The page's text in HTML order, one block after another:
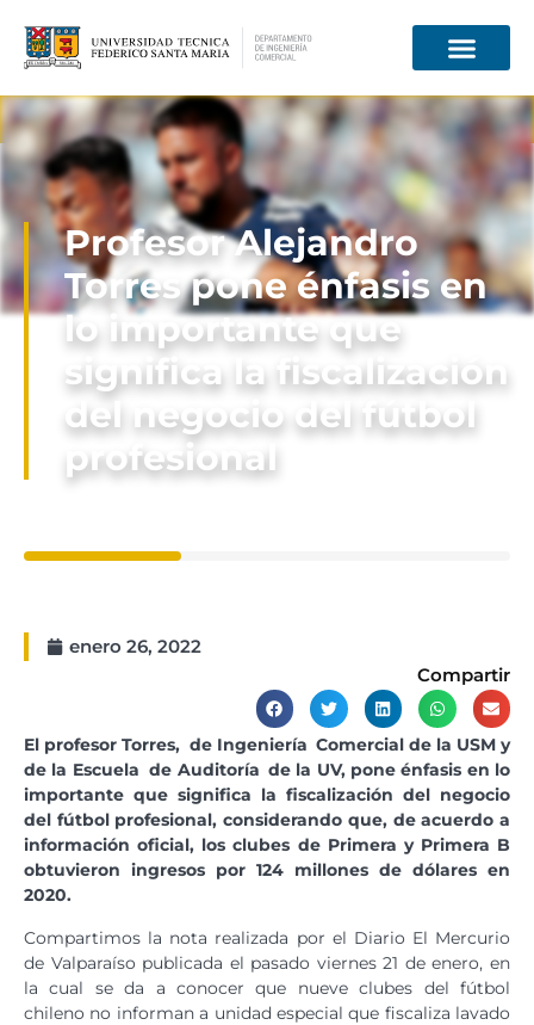
Información para
Profesor Alejandro
Torres pone énfasis en
lo importante que
significa la fiscalización
del negocio del fútbol
profesional
enero 26, 2022
Compartir
El profesor Torres, de Ingeniería Comercial de la USM y
de la Escuela de Auditoría de la UV, pone énfasis en lo
importante que significa la fiscalización del negocio
del fútbol profesional, considerando que, de acuerdo a
información oficial, los clubes de Primera y Primera B
obtuvieron ingresos por 124 millones de dólares en
2020.
Compartimos la nota realizada por el Diario El Mercurio
de Valparaíso publicada el pasado viernes 21 de enero, en
la cual se da a conocer que nueve clubes del fútbol
chileno no informan a unidad especial que fiscaliza lavado